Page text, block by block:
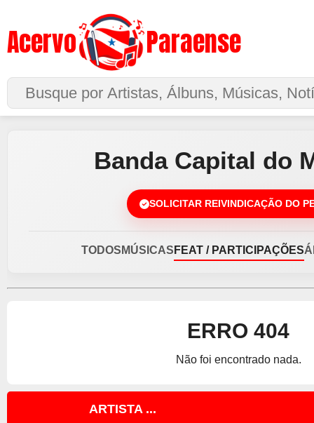
Acervo Paraense
Buscar no Site
Banda Capital do
SOLICITAR REIVINDICAÇÃO DO
TODOS MÚSICAS FEAT / PARTICIPAÇÕES
ERRO 404
Não foi encontrado nada.
ARTISTA ...